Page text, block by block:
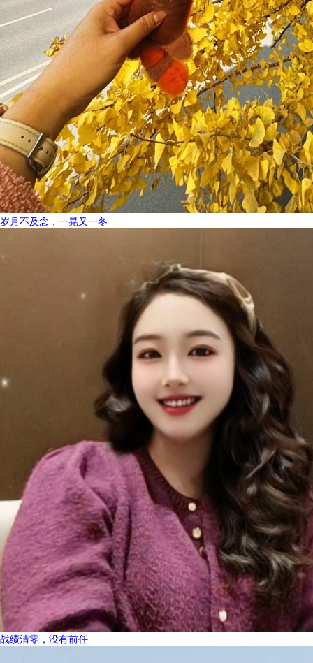
岁月不及念，一晃又一冬
战绩清零，没有前任